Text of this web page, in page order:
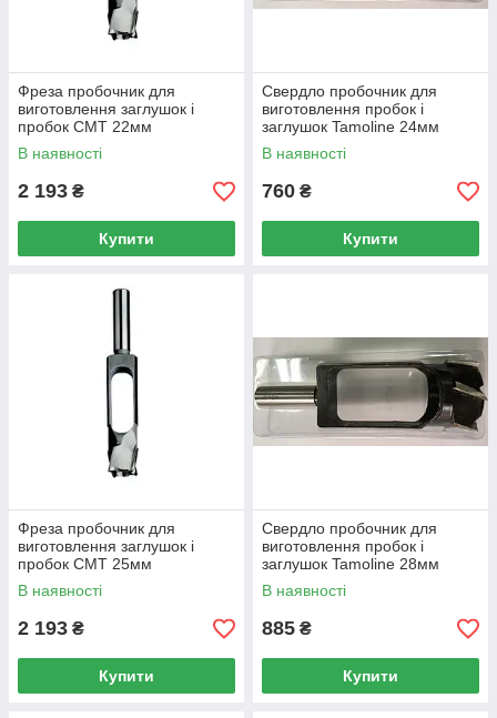
Фреза пробочник для
виготовлення заглушок і
пробок CMT 22мм
В наявності
2 193 ₴
Купити
Свердло пробочник для
виготовлення пробок і
заглушок Tamoline 24мм
В наявності
760 ₴
Купити
Фреза пробочник для
виготовлення заглушок і
пробок CMT 25мм
В наявності
2 193 ₴
Купити
Свердло пробочник для
виготовлення пробок і
заглушок Tamoline 28мм
В наявності
885 ₴
Купити